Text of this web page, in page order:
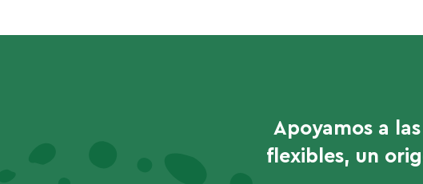
Apoyamos a
flexibles, un